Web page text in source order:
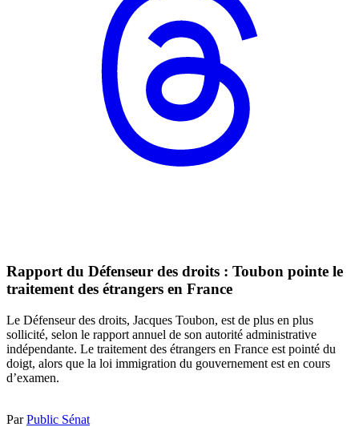
Rapport du Défenseur des droits : Toubon pointe le
traitement des étrangers en France
Le Défenseur des droits, Jacques Toubon, est de plus en plus
sollicité, selon le rapport annuel de son autorité administrative
indépendante. Le traitement des étrangers en France est pointé du
doigt, alors que la loi immigration du gouvernement est en cours
d’examen.
ParPublic Sénat